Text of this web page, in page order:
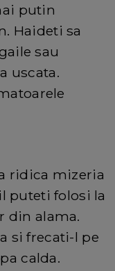
putin
Haideti sa
sau
uscata.
ridica mizeria
puteti folosi la
din alama.
si frecati-l pe
calda.